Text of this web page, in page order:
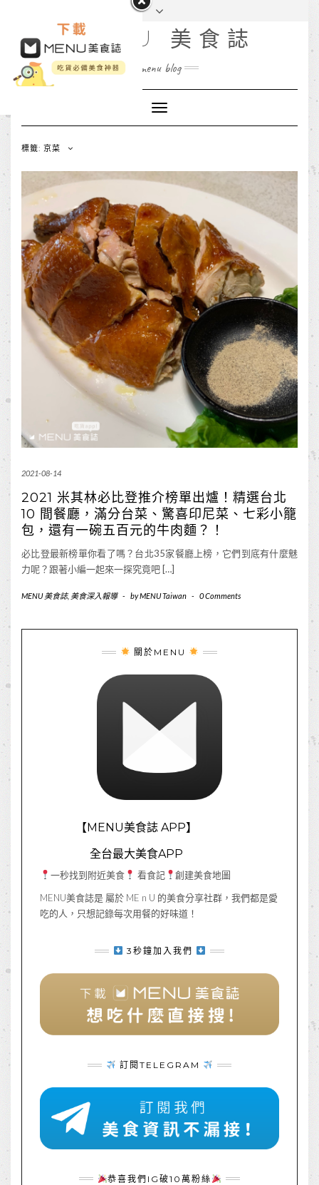
MENU 美食誌
menu blog
Toggle
Navigation
標籤: 京菜
2021-08-14
2021 米其林必比登推介榜單出爐！精選台北
10 間餐廳，滿分台菜、驚喜印尼菜、七彩小籠
包，還有一碗五百元的牛肉麵？！
必比登最新榜單你看了嗎？台北35家餐廳上榜，它們到底有什麼魅
力呢？跟著小編一起來一探究竟吧 […]
MENU 美食誌, 美食深入報導 - byMENU Taiwan - 0 Comments
關於MENU
【MENU美食誌 APP】
全台最大美食APP
一秒找到附近美食 看食記
創建美食地圖
MENU美食誌是 屬於 ME n U 的美食分享社群，我們都是愛
吃的人，只想記錄每次用餐的好味道！
3秒鐘加入我們
訂閱TELEGRAM
恭喜我們IG破10萬粉絲